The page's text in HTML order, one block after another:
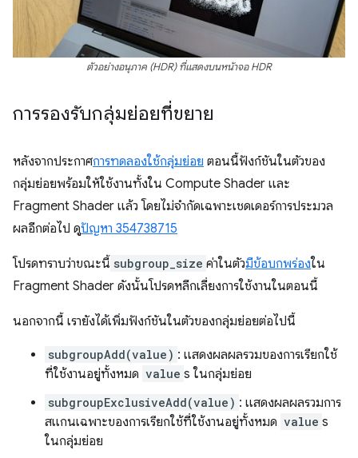
ตัวอย่างอนุภาค (HDR) ที่แสดงบนหน้าจอ HDR
การรองรับกลุ่มย่อยที่ขยาย
หลังจากประกาศการทดลองใช้กลุ่มย่อย ตอนนี้ฟังก์ชันในตัวของ
กลุ่มย่อยพร้อมให้ใช้งานทั้งใน Compute Shader และ
Fragment Shader แล้ว โดยไม่จำกัดเฉพาะเชดเดอร์การประมวล
ผลอีกต่อไป ดูปัญหา 354738715
โปรดทราบว่าขณะนี้ subgroup_size ค่าในตัวมีข้อบกพร่องใน
Fragment Shader ดังนั้นโปรดหลีกเลี่ยงการใช้งานในตอนนี้
นอกจากนี้ เรายังได้เพิ่มฟังก์ชันในตัวของกลุ่มย่อยต่อไปนี้
subgroupAdd(value) : แสดงผลผลรวมของการเรียกใช้
ที่ใช้งานอยู่ทั้งหมด value s ในกลุ่มย่อย
subgroupExclusiveAdd(value) : แสดงผลผลรวมการ
สแกนเฉพาะของการเรียกใช้ที่ใช้งานอยู่ทั้งหมด value s
ในกลุ่มย่อย